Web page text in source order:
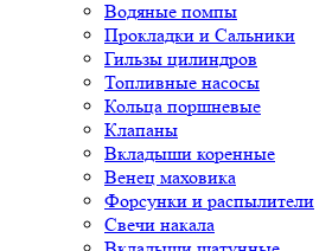
Водяные помпы
Прокладки и Сальники
Гильзы цилиндров
Топливные насосы
Кольца поршневые
Клапаны
Вкладыши коренные
Венец маховика
Форсунки и распылители
Свечи накала